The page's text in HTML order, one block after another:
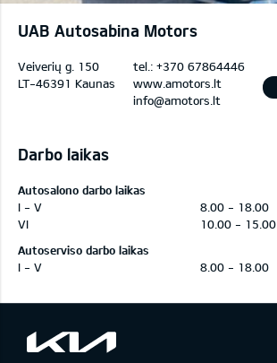
UAB Autosabina Motors
Veiverių g. 150
LT-46391 Kaunas
tel.: +370 67864446
www.amotors.lt
info@amotors.lt
Darbo laikas
Autosalono darbo laikas
I - V
8.00 - 18.00
VI
10.00 - 15.00
Autoserviso darbo laikas
I - V
8.00 - 18.00